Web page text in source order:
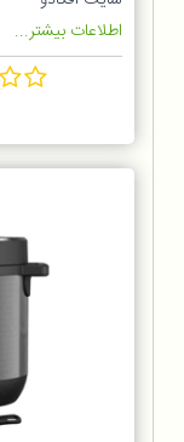
اطلاعات بیشتر...